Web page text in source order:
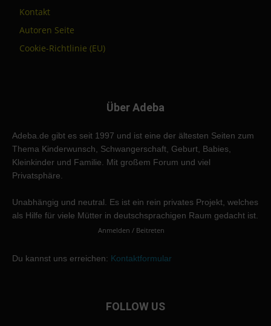
Kontakt
Autoren Seite
Cookie-Richtlinie (EU)
Über Adeba
Adeba.de gibt es seit 1997 und ist eine der ältesten Seiten zum
Thema Kinderwunsch, Schwangerschaft, Geburt, Babies,
Kleinkinder und Familie. Mit großem Forum und viel
Privatsphäre.
Unabhängig und neutral. Es ist ein rein privates Projekt, welches
als Hilfe für viele Mütter in deutschsprachigen Raum gedacht ist.
Anmelden / Beitreten
Du kannst uns erreichen: Kontaktformular
FOLLOW US